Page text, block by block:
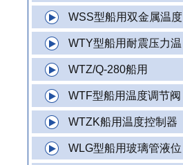
WSS型船用双金属温度
WTY型船用耐震压力温
WTZ/Q-280船用
WTF型船用温度调节阀
WTZK船用温度控制器
WLG型船用玻璃管液位